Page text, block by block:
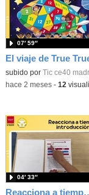
El viaje de True
subido por Tic ce40
07′ 59″
-hace 2 meses- 12
Reacciona a tiempo:
04′ 33″